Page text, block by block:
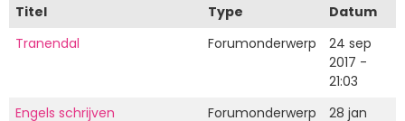
Titel Type
Datum
Tranendal
Forumonderwerp
24 sep
2017 -
21:03
Engels schrijven
Forumonderwerp
28 jan